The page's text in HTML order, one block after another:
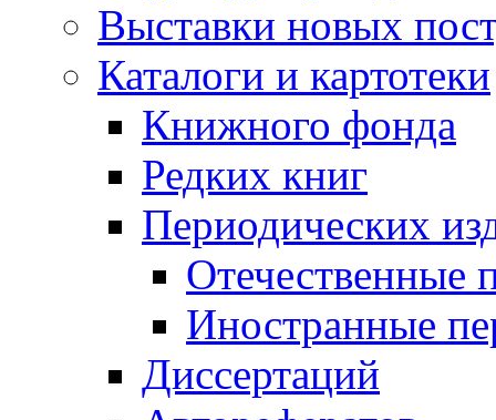
Выставки новых
Каталоги и картотеки
Книжного фонда
Редких книг
Периодических
Отечественные
Иностранные
Диссертаций